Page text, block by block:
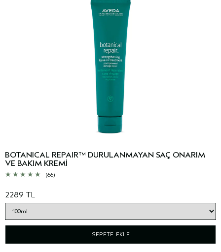
BOTANICAL REPAIR™ DURULANMAYAN SAÇ ONARIM
VE BAKIM KREMİ
(66)
2289 TL
SEPETE EKLE